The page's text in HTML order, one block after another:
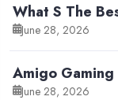
What S The
June 28, 2026
Amigo Gaming
June 28, 2026